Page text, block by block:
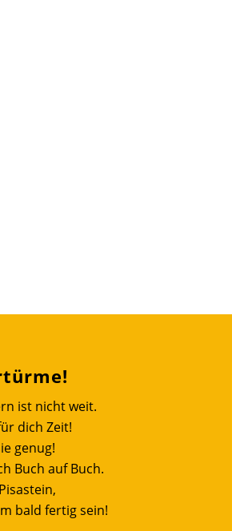
ist nicht weit.
dich Zeit!
genug!
Buch auf Buch.
bald fertig sein!